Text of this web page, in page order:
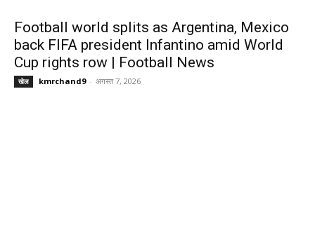
Football world splits as Argentina, Mexico
back FIFA president Infantino amid World
Cup rights row | Football News
खेल kmrchand9 - अगस्त 7, 2026